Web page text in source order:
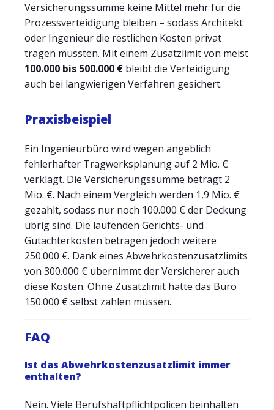
Versicherungssumme keine Mittel mehr für die
Prozessverteidigung bleiben – sodass Architekt
oder Ingenieur die restlichen Kosten privat
tragen müssten. Mit einem Zusatzlimit von meist
100.000 bis 500.000 € bleibt die Verteidigung
auch bei langwierigen Verfahren gesichert.
Praxisbeispiel
Ein Ingenieurbüro wird wegen angeblich
fehlerhafter Tragwerksplanung auf 2 Mio. €
verklagt. Die Versicherungssumme beträgt 2
Mio. €. Nach einem Vergleich werden 1,9 Mio. €
gezahlt, sodass nur noch 100.000 € der Deckung
übrig sind. Die laufenden Gerichts- und
Gutachterkosten betragen jedoch weitere
250.000 €. Dank eines Abwehrkostenzusatzlimits
von 300.000 € übernimmt der Versicherer auch
diese Kosten. Ohne Zusatzlimit hätte das Büro
150.000 € selbst zahlen müssen.
FAQ
Ist das Abwehrkostenzusatzlimit immer
enthalten?
Nein. Viele Berufshaftpflichtpolicen beinhalten